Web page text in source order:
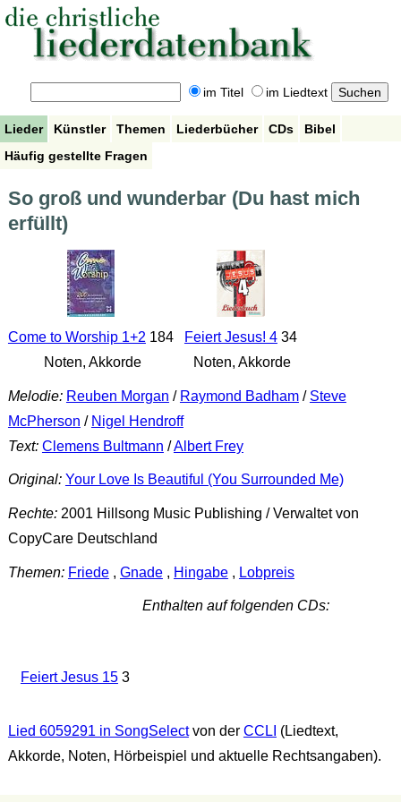
im Titel im Liedtext
Lieder Künstler Themen Liederbücher CDs
Bibel
Häufig gestellte Fragen
So groß und wunderbar (Du hast mich
erfüllt)
Come to Worship 1+2 184
Noten, Akkorde
Feiert Jesus! 434
Noten, Akkorde
Melodie: Reuben Morgan / Raymond Badham/ Steve
McPherson / Nigel Hendroff
Text: Clemens Bultmann /Albert Frey
Original: Your Love Is Beautiful (You Surrounded Me)
Rechte:2001 Hillsong Music Publishing / Verwaltet von
CopyCare Deutschland
Themen: Friede, Gnade, Hingabe, Lobpreis
Enthalten auf folgenden CDs:
Feiert Jesus 153
Lied 6059291 in SongSelectvon der CCLI (Liedtext,
Akkorde, Noten, Hörbeispiel und aktuelle Rechtsangaben).